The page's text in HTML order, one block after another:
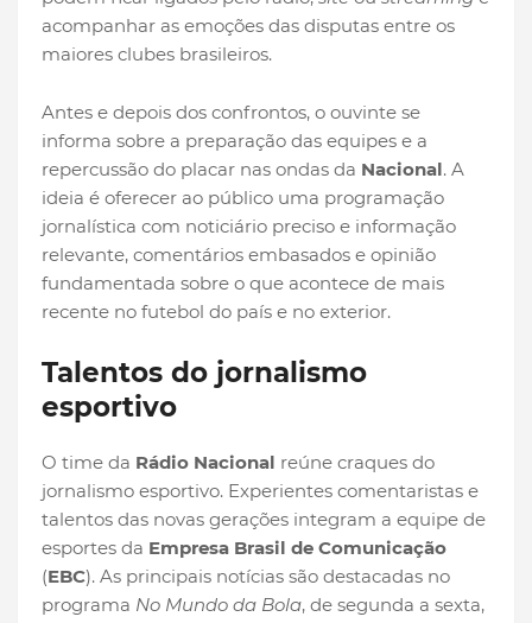
acompanhar as emoções das disputas entre os
maiores clubes brasileiros.
Antes e depois dos confrontos, o ouvinte se
informa sobre a preparação das equipes e a
repercussão do placar nas ondas da Nacional. A
ideia é oferecer ao público uma programação
jornalística com noticiário preciso e informação
relevante, comentários embasados e opinião
fundamentada sobre o que acontece de mais
recente no futebol do país e no exterior.
Talentos do jornalismo
esportivo
O time da Rádio Nacional reúne craques do
jornalismo esportivo. Experientes comentaristas e
talentos das novas gerações integram a equipe de
esportes da Empresa Brasil de Comunicação
(EBC). As principais notícias são destacadas no
programa No Mundo da Bola, de segunda a sexta,